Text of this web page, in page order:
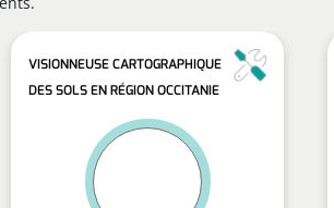
VISIONNEUSE CARTOGRAPHIQUE
DES SOLS EN RÉGION OCCITANIE